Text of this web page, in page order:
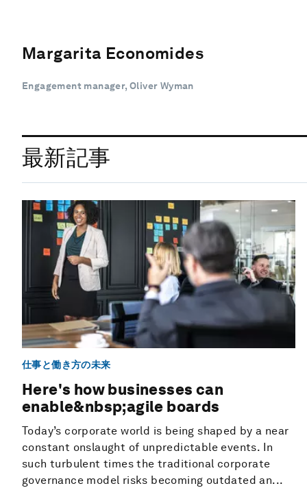
Margarita Economides
Engagement manager, Oliver Wyman
最新記事
仕事と働き方の未来
Here's how businesses can
enable&nbsp;agile boards
Today’s corporate world is being shaped by a near
constant onslaught of unpredictable events. In
such turbulent times the traditional corporate
governance model risks becoming outdated an...